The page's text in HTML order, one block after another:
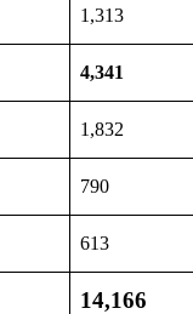
1,313
4,341
1,832
790
613
14,166